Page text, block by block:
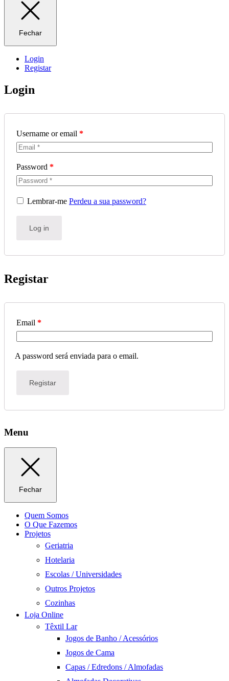
Fechar
Login
Registar
Login
Username or email *
Password *
Lembrar-me Perdeu a sua password?
Log in
Registar
Email *
A password será enviada para o email.
Registar
Menu
Fechar
Quem Somos
O Que Fazemos
Projetos
Geriatria
Hotelaria
Escolas / Universidades
Outros Projetos
Cozinhas
Loja Online
Têxtil Lar
Jogos de Banho / Acessórios
Jogos de Cama
Capas / Edredons / Almofadas